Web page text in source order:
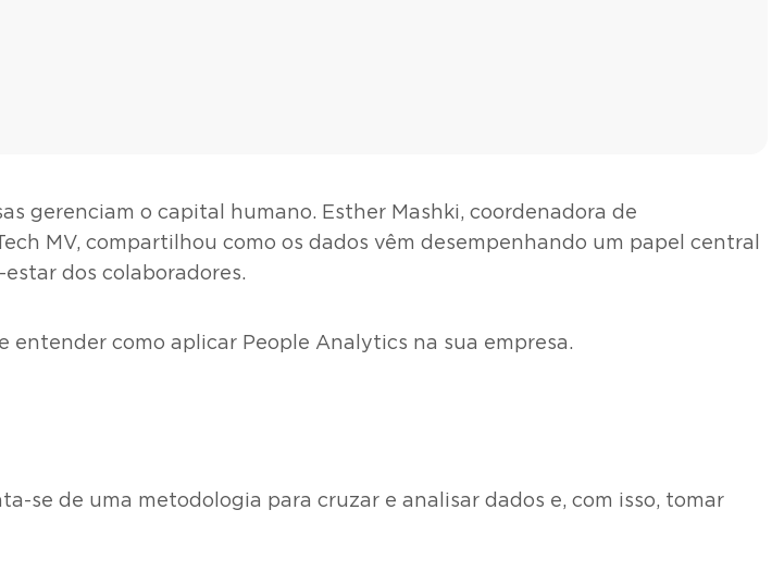
gerenciam o capital humano. Esther Mashki, coordenadora de
MV, compartilhou como os dados vêm desempenhando um papel central
dos colaboradores.
entender como aplicar People Analytics na sua empresa.
se de uma metodologia para cruzar e analisar dados e, com isso, tomar